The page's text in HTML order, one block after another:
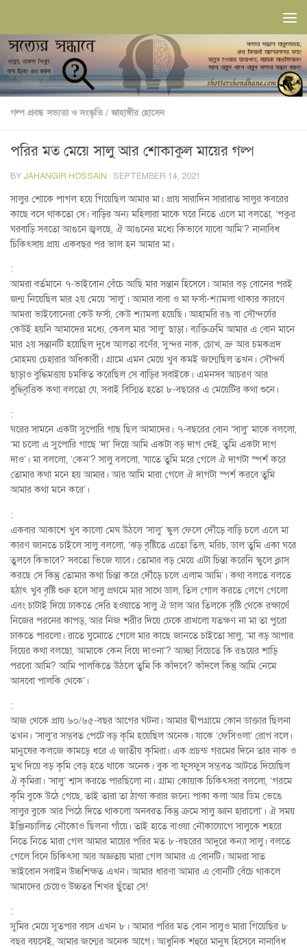
গল্প প্রবন্ধ সভ‍্যতা ও সংস্কৃতি / জাহাঙ্গীর হোসেন
পরির মত মেয়ে সালু আর শোকাকুল মায়ের গল্প
BY JAHANGIR HOSSAIN · SEPTEMBER 14, 2021
সালুর শোকে পাগল হয়ে গিয়েছিল আমার মা। প্রায় সারাদিন সারারাত সালুর কবরের
কাছে বসে থাকতো সে। বাড়ির অন্য মহিলারা মাকে ঘরে নিতে এলে মা বলতো, ‘পকুর
ঘরবাড়ি সবতো আগুনে জ্বলছে, ঐ আগুনের মধ্যে কিভাবে যাবো আমি’? নানাবিধ
চিকিৎসায় প্রায় একবছর পর ভাল হন আমার মা।
:
আমরা বর্তমানে ৭-ভাইবোন বেঁচে আছি মার সন্তান হিসেবে। আমার বড় বোনের পরই
জন্ম নিয়েছিল মার ২য় মেয়ে ‘সালু’। আমার বাবা ও মা ফর্সা-শ্যামলা থাকার কারণে
আমরা ভাইবোনেরা কেউ ফর্সা, কেউ শ্যামলা হয়েছি। আহামরি রঙ বা সৌন্দর্যের
কেউই হয়নি আমাদের মধ্যে, কেবল মার ‘সালু’ ছাড়া। ব্যক্তিক্রমি আমার এ বোন মানে
মার ২য় সন্তানটি হয়েছিল দুধে আলতা বর্ণের, সুন্দর নাক, চোখ, ভ্রু আর চমকপ্রদ
মোহময় চেহারার অধিকারী। গ্রামে এমন মেয়ে খুব কমই জন্মেছিল তখন। সৌন্দর্য
ছাড়াও বুদ্ধিমত্তায় চমকিত করেছিল সে বাড়ির সবাইকে। এমনসব আচরণ আর
বুদ্ধিবৃত্তিক কথা বলতো যে, সবাই বিস্মিত হতো ৮-বছরের এ মেয়েটির কথা শুনে।
:
ঘরের সামনে একটা সুপোরি গাছ ছিল আমাদের। ৭-বছরের বোন ‘সালু’ মাকে বললো,
‘মা চলো এ সুপোরি গাছে ‘দা’ দিয়ে আমি একটা বড় দাগ দেই, তুমি একটা দাগ
দাও’। মা বললো, ‘কেন’? সালু বললো, ‘যাতে তুমি মরে গেলে ঐ দাগটা স্পর্শ করে
তোমার কথা মনে হয় আমার। আর আমি মারা গেলে ঐ দাগটা স্পর্শ করবে তুমি
আমার কথা মনে করে’।
:
একবার আকাশে খুব কালো মেঘ উঠলে ‘সালু’ স্কুল ফেলে দৌঁড়ে বাড়ি চলে এলে মা
কারণ জানতে চাইলে সালু বললো, ‘ঝড় বৃষ্টিতে এতো তিল, মরিচ, ডাল তুমি একা ঘরে
তুলবে কিভাবে? সবতো ভিজে যাবে। তোমার বড় মেয়ে এটা চিন্তা করেনি স্কুলে ক্লাস
করছে সে কিন্তু তোমার কথা চিন্তা করে দৌঁড়ে চলে এলাম আমি’। কথা বলতে বলতে
হঠাৎ খুব বৃষ্টি শুরু হলে সালু প্রথমে মার সাথে ডাল, তিল গোল করতে লেগে গেলো
এবং চাটাই দিয়ে ঢাকতে দেরি হওয়াতে সালু ঐ ডাল আর তিলকে বৃষ্টি থেকে রক্ষার্থে
নিজের পরনের কাপড়, আর নিজ শরীর দিয়ে ঢেকে রাখলো যতক্ষণ না মা তা পুরো
ঢাকতে পারলো। রাতে ঘুমোতে গেলে মার কাছে জানতে চাইতো সালু, ‘মা বড় আপার
বিয়ের কথা বলছো, আমাকে কেন বিয়ে দাওনা’? আচ্ছা বিয়েতে কি রঙয়ের শাড়ি
পরবো আমি? আমি পালকিতে উঠলে তুমি কি কাঁদবে? কাঁদলে কিন্তু আমি নেমে
আসবো পালকি থেকে’।
:
আজ থেকে প্রায় ৬০/৬৫-বছর আগের ঘটনা। আমার দ্বীপগ্রামে কোন ডাক্তার ছিলনা
তখন। ‘সালু’র সম্ভবত পেটে বড় কৃমি হয়েছিল অনেক। যাকে ‘ফেসিওলা’ রোগ বলে।
মানুষের কলজে কামড়ে ধরে এ জাতীয় কৃমিরা। এক প্রচন্ড গরমের দিনে তার নাক ও
মুখ দিয়ে বড় কৃমি বেড় হতে থাকে অনেক। বুক বা ফুসফুস সম্ভবত আটতে দিয়েছিল
ঐ কৃমিরা। ‘সালু’ শ্বাস করতে পারছিলো না। গ্রাম্য কোয়াক চিকিৎসরা বললো, ‘গরমে
কৃমি বুকে উঠে গেছে, তাই তারা তা ঠান্ডা করার জন্যে পাকা কলা আর ডিম ভেঙে
সালুর বুকে আর পিঠে দিতে থাকলো অনবরত কিন্তু ক্রমে সালু জ্ঞান হারালো’। ঐ সময়
ইঞ্জিনচালিত নৌকোও ছিলনা গাঁয়ে। তাই হাতে বাওয়া নৌকাযোগে সালুকে শহরে
নিতে নিতে মারা গেল আমার মায়ের পরির মত ৮-বছরের আদুরে কন্যা সালু। বলতে
গেলে বিনে চিকিৎসা আর অজ্ঞতায় মারা গেল আমার এ বোনটি। আমরা সাত
ভাইবোন সবাইন উচ্চশিক্ষত এখন। আমার ধারণা আমার এ বোনটি বেঁচে থাকলে
আমাদের চেয়েও্ উচ্চতর শিখর ছুঁতো সে!
:
সুমির মেয়ে সুতপার বয়স এখন ৮। আমার পরির মত বোন সালুও মারা গিয়েছির ৮
বছর বয়সেই, আমার জন্মের অনেক আগে। আধুনিক শহুরে মানুষ হিসেবে নানাবিধ